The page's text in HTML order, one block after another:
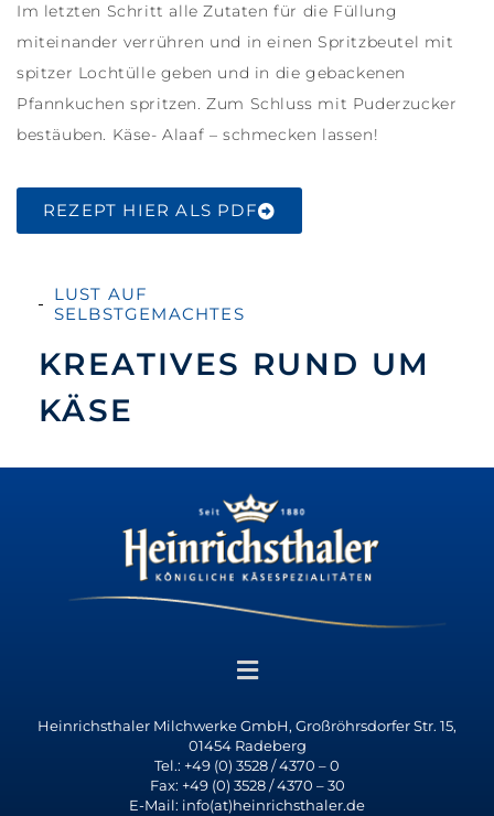
Im letzten Schritt alle Zutaten für die Füllung
miteinander verrühren und in einen Spritzbeutel mit
spitzer Lochtülle geben und in die gebackenen
Pfannkuchen spritzen. Zum Schluss mit Puderzucker
bestäuben. Käse- Alaaf – schmecken lassen!
REZEPT HIER ALS PDF
LUST AUF
SELBSTGEMACHTES
KREATIVES RUND UM
KÄSE
Heinrichsthaler Milchwerke GmbH, Großröhrsdorfer Str. 15,
01454 Radeberg
Tel.: +49 (0) 3528 / 4370 – 0
Fax: +49 (0) 3528 / 4370 – 30
E-Mail: info(at)heinrichsthaler.de